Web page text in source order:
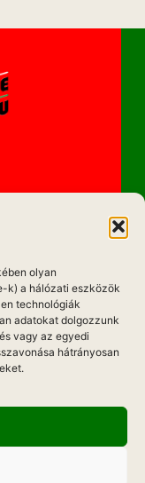
olyan
k) a hálózati eszközök
technológiák
adatokat dolgozzunk
vagy az egyedi
hátrányosan